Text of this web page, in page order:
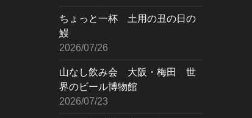
ちょっと一杯 土用の丑の日の
鰻
2026/07/26
山なし飲み会 大阪・梅田 世
界のビール博物館
2026/07/23